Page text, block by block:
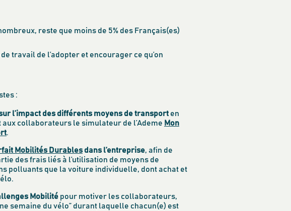
reste que moins de 5% des Français(es)
travail de l’adopter et encourager ce qu’on
:
l’impact des différents moyens de transport en
collaborateurs le simulateur de l’Ademe Mon
.
Mobilités Durablesdans l’entreprise, afin de
des frais liés à l’utilisation de moyens de
polluants que la voiture individuelle, dont achat et
Mobilité pour motiver les collaborateurs,
semaine du vélo” durant laquelle chacun(e) est